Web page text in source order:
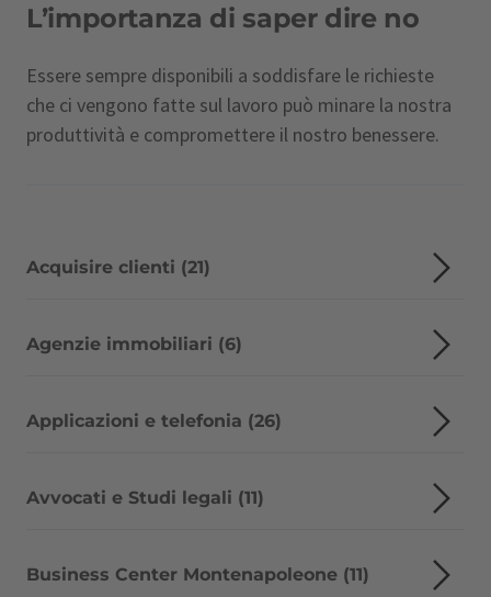
L’importanza di saper dire no
Essere sempre disponibili a soddisfare le richieste
che ci vengono fatte sul lavoro può minare la nostra
produttività e compromettere il nostro benessere.
Acquisire clienti (21)
Agenzie immobiliari (6)
Applicazioni e telefonia (26)
Avvocati e Studi legali (11)
Business Center Montenapoleone (11)